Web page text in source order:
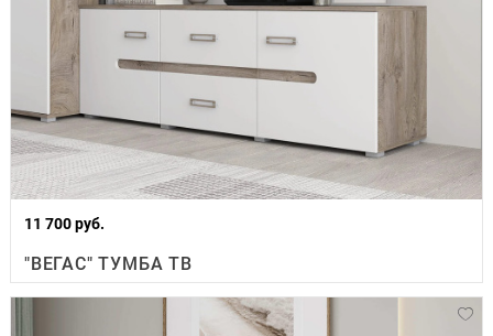
11 700 руб.
"ВЕГАС" ТУМБА ТВ